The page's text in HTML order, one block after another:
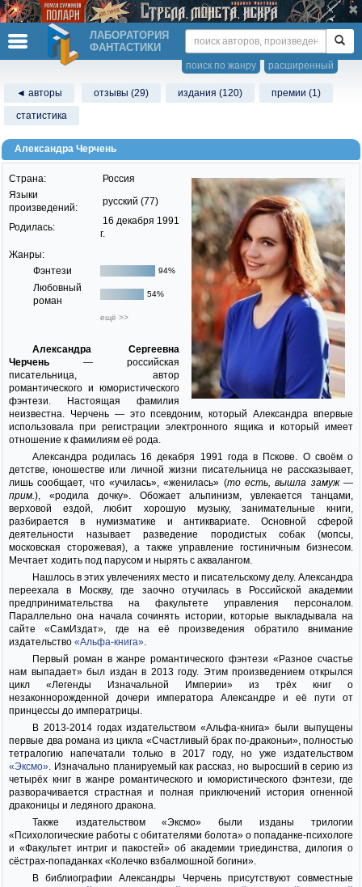
ЛАБОРАТОРИЯ
ФАНТАСТИКИ
расширенный
поиск по жанру
◄ авторы отзывы (29) издания (120)
премии (1)
статистика
Александра Черчень
Страна:
Россия
Языки
произведений:
русский (77)
Родилась:
16 декабря 1991
г.
Жанры:
Фэнтези
94%
Любовный
роман
54%
ещё >>
Александра Сергеевна
Черчень — российская
писательница, автор
романтического и юмористического
фэнтези. Настоящая фамилия
неизвестна. Черчень — это псевдоним, который Александра впервые
использовала при регистрации электронного ящика и который имеет
отношение к фамилиям её рода.
Александра родилась 16 декабря 1991 года в Пскове. О своём о
детстве, юношестве или личной жизни писательница не рассказывает,
лишь сообщает, что «училась», «женилась» (то есть, вышла замуж —
прим.), «родила дочку». Обожает альпинизм, увлекается танцами,
верховой ездой, любит хорошую музыку, занимательные книги,
разбирается в нумизматике и антиквариате. Основной сферой
деятельности называет разведение породистых собак (мопсы,
московская сторожевая), а также управление гостиничным бизнесом.
Мечтает ходить под парусом и нырять с аквалангом.
Нашлось в этих увлечениях место и писательскому делу. Александра
переехала в Москву, где заочно отучилась в Российской академии
предпринимательства на факультете управления персоналом.
Параллельно она начала сочинять истории, которые выкладывала на
сайте «СамИздат», где на её произведения обратило внимание
издательство «Альфа-книга».
Первый роман в жанре романтического фэнтези «Разное счастье
нам выпадает» был издан в 2013 году. Этим произведением открылся
цикл «Легенды Изначальной Империи» из трёх книг о
незаконнорожденной дочери императора Александре и её пути от
принцессы до императрицы.
В 2013-2014 годах издательством «Альфа-книга» были выпущены
первые два романа из цикла «Счастливый брак по-драконьи», полностью
тетралогию напечатали только в 2017 году, но уже издательством
«Эксмо». Изначально планируемый как рассказ, но выросший в серию из
четырёх книг в жанре романтического и юмористического фэнтези, где
разворачивается страстная и полная приключений история огненной
драконицы и ледяного дракона.
Также издательством «Эксмо» были изданы трилогии
«Психологические работы с обитателями болота» о попаданке-психологе
и «Факультет интриг и пакостей» об академии триединства, дилогия о
сёстрах-попаданках «Колечко взбалмошной богини».
В библиографии Александры Черчень присутствуют совместные